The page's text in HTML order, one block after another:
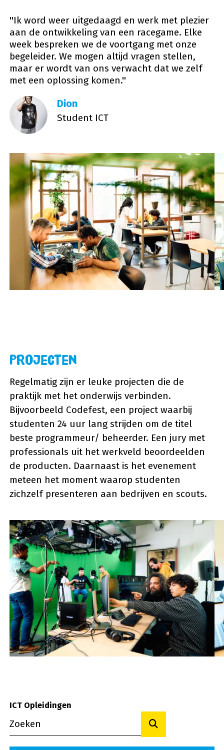
''Ik word weer uitgedaagd en werk met plezier
aan de ontwikkeling van een racegame. Elke
week bespreken we de voortgang met onze
begeleider. We mogen altijd vragen stellen,
maar er wordt van ons verwacht dat we zelf
met een oplossing komen.''
Dion
Student ICT
Projecten
Regelmatig zijn er leuke projecten die de
praktijk met het onderwijs verbinden.
Bijvoorbeeld Codefest, een project waarbij
studenten 24 uur lang strijden om de titel
beste programmeur/ beheerder. Een jury met
professionals uit het werkveld beoordeelden
de producten. Daarnaast is het evenement
meteen het moment waarop studenten
zichzelf presenteren aan bedrijven en scouts.
ICT Opleidingen
Toon resultaten